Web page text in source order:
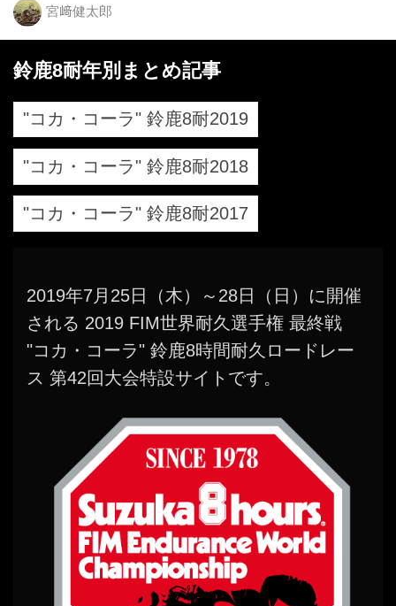
シングマシンに乗って走行する姿を披露してくれま
す！ これは絶対見逃せないですね！
宮﨑健太郎
鈴鹿8耐年別まとめ記事
"コカ・コーラ" 鈴鹿8耐2019
"コカ・コーラ" 鈴鹿8耐2018
"コカ・コーラ" 鈴鹿8耐2017
2019年7月25日（木）～28日（日）に開催
される 2019 FIM世界耐久選手権 最終戦
"コカ・コーラ" 鈴鹿8時間耐久ロードレー
ス 第42回大会特設サイトです。